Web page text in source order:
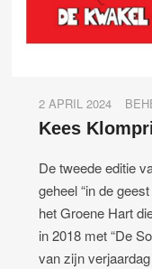
2 APRIL 2024
Kees
De tweede editie
geheel “in de
het Groene Hart
in 2018 met “De
van zijn